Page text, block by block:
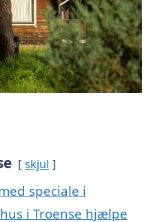
skjul
speciale i
i Troense hjælpe